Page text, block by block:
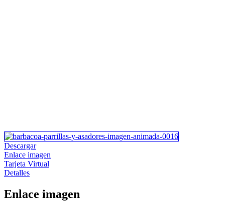
Descargar
Enlace imagen
Tarjeta Virtual
Detalles
Enlace imagen